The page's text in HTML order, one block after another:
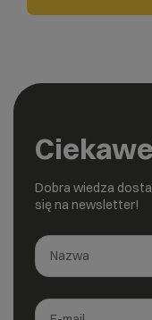
Dobra wiedza
się na newsletter!